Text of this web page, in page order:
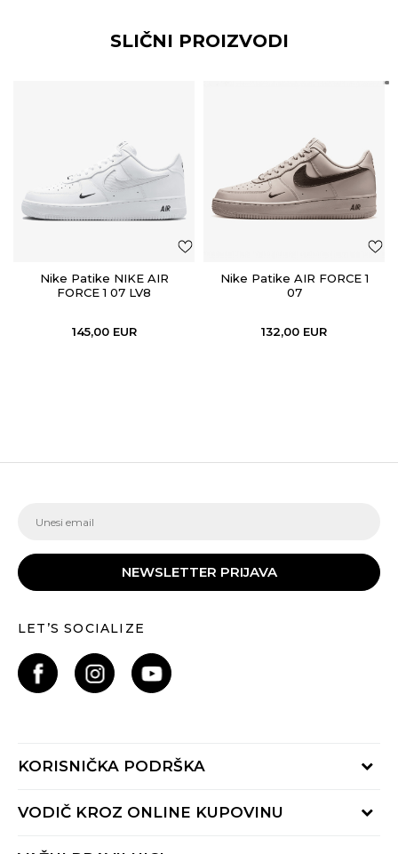
SLIČNI PROIZVODI
Nike Patike NIKE AIR
FORCE 1 07 LV8
145,00 EUR
Nike Patike AIR FORCE 1
07
132,00 EUR
NEWSLETTER PRIJAVA
LET’S SOCIALIZE
KORISNIČKA PODRŠKA
Provjeri status porudžbine
VODIČ KROZ ONLINE KUPOVINU
Načini isporuke